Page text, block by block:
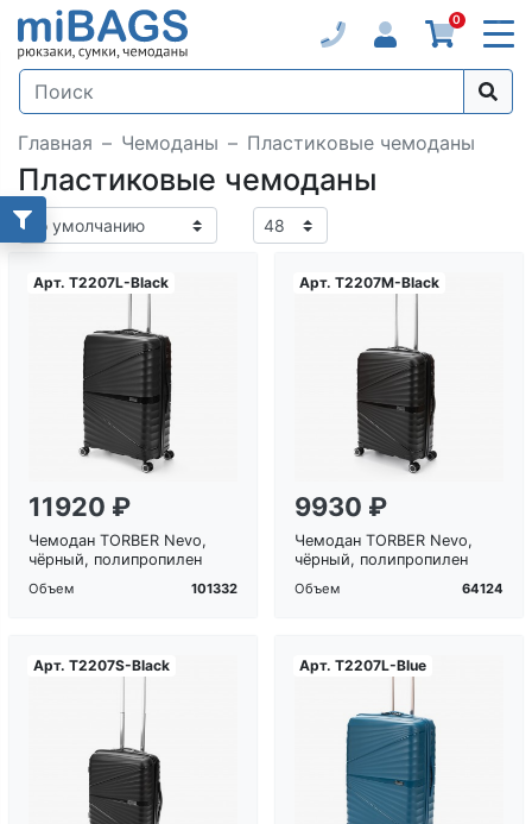
0
Главная Чемоданы Пластиковые чемоданы
Пластиковые чемоданы
Арт. T2207L-Black
Загрузка...
11920 ₽
Чемодан TORBER Nevo,
чёрный, полипропилен
Объем 101332
Арт. T2207M-Black
Загрузка...
9930 ₽
Чемодан TORBER Nevo,
чёрный, полипропилен
Объем 64124
Арт. T2207S-Black
Загрузка...
Арт. T2207L-Blue
Загрузка...